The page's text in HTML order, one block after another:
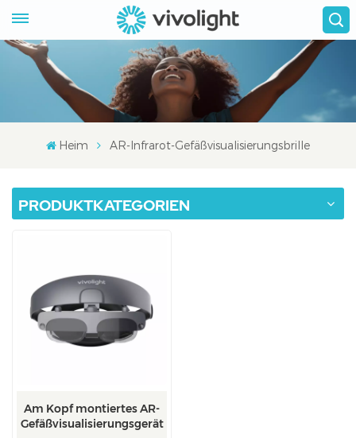
Heim AR-Infrarot-Gefäßvisualisierungsbrille
PRODUKTKATEGORIEN
Am Kopf montiertes AR-
Gefäßvisualisierungsgerät